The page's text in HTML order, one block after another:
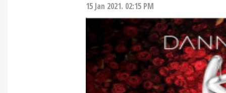
15 Jan 2021. 02:15 PM